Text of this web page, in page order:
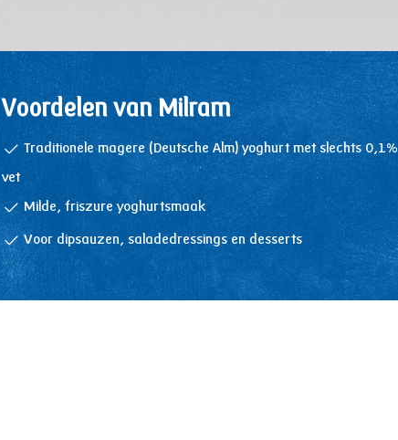
Voordelen van Milram
Traditionele magere (Deutsche Alm) yoghurt met slechts 0,1%
vet
Milde, friszure yoghurtsmaak
Voor dipsauzen, saladedressings en desserts